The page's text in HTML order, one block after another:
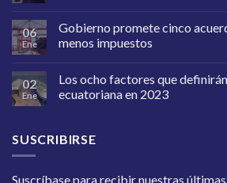
06
Ene
Gobierno promete cinco
menos impuestos
02
Ene
Los ocho factores que
ecuatoriana en 2023
SUSCRIBIRSE
Suscríbase para recibir nuestras